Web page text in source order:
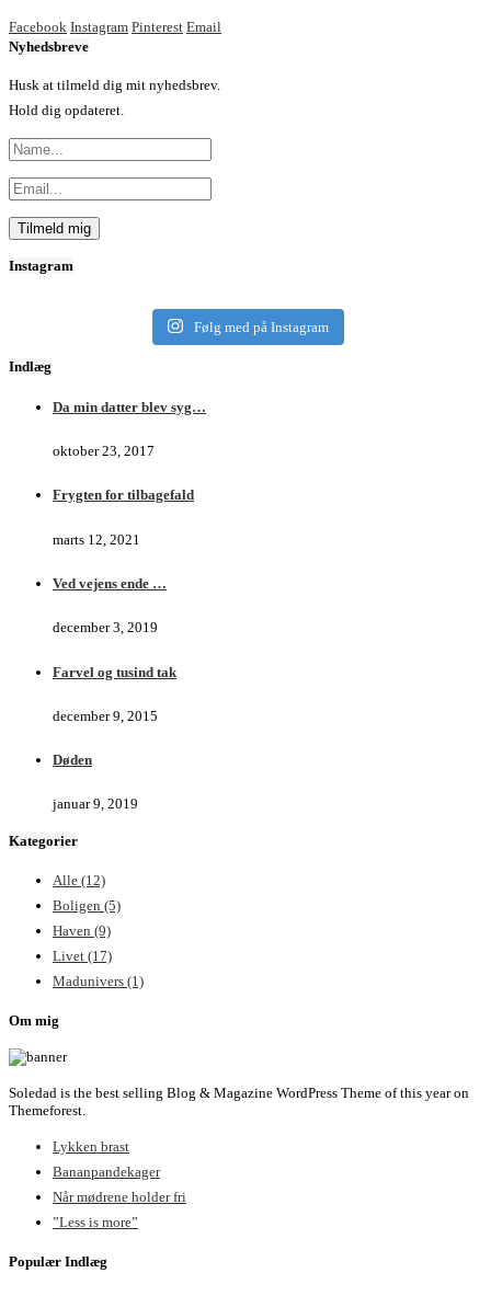
Facebook Instagram Pinterest Email
Nyhedsbreve
Husk at tilmeld dig mit nyhedsbrev.
Hold dig opdateret.
Instagram
Følg med på Instagram
Indlæg
Da min datter blev syg…
oktober 23, 2017
Frygten for tilbagefald
marts 12, 2021
Ved vejens ende …
december 3, 2019
Farvel og tusind tak
december 9, 2015
Døden
januar 9, 2019
Kategorier
Alle (12)
Boligen (5)
Haven (9)
Livet (17)
Madunivers (1)
Om mig
Soledad is the best selling Blog & Magazine WordPress Theme of this year on
Themeforest.
Lykken brast
Bananpandekager
Når mødrene holder fri
”Less is more”
Populær Indlæg